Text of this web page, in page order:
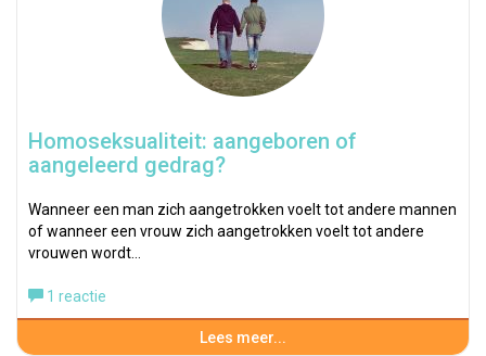
Homoseksualiteit: aangeboren of
aangeleerd gedrag?
Wanneer een man zich aangetrokken voelt tot andere mannen
of wanneer een vrouw zich aangetrokken voelt tot andere
vrouwen wordt…
1 reactie
Lees meer...